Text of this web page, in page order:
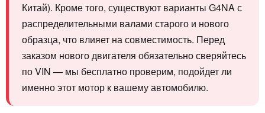
Китай). Кроме того, существуют варианты G4NA с
распределительными валами старого и нового
образца, что влияет на совместимость. Перед
заказом нового двигателя обязательно сверяйтесь
по VIN — мы бесплатно проверим, подойдет ли
именно этот мотор к вашему автомобилю.